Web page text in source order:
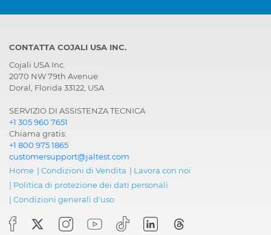
CONTATTA COJALI USA INC.
Cojali USA Inc.
2070 NW 79th Avenue
Doral, Florida 33122, USA
SERVIZIO DI ASSISTENZA TECNICA
+1 305 960 7651
Chiama gratis:
+1 800 975 1865
customersupport@jaltest.com
Home | Condizioni di Vendita | Lavora con noi
| Politica di protezione dei dati personali
| Condizioni generali d'uso